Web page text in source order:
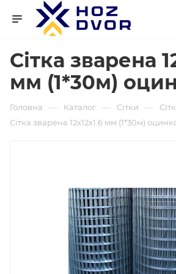
Сітка зварена
мм (1*30м)
Головна — Каталог — Сітки —
Сітка зварена 12x12x1.6 мм (1*30м)